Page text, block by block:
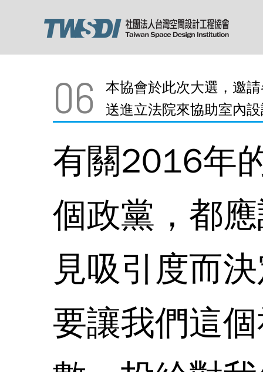
06
本協會於此次大選，邀
送進立法院來協助室內
有關2016年
個政黨，都
見吸引度而
要讓我們這